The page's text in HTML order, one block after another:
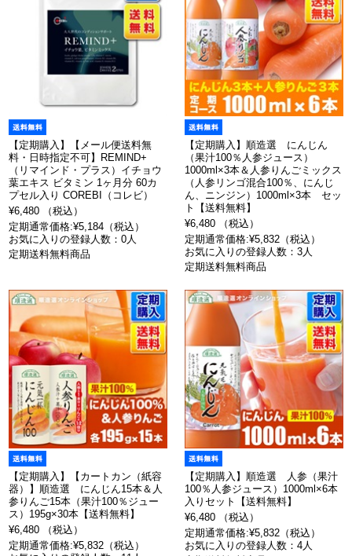
【定期購入】【メール便送料無
料・日時指定不可】REMIND+
（リマインド・プラス）イチョウ
葉エキス ビタミン 1ヶ月分 60カ
プセル入り COREBI（コレビ）
¥6,480 （税込）
定期通常価格:¥5,184（税込）
お気に入りの登録人数：0人
定期送料無料商品
【定期購入】順造選 にんじん
（果汁100％人参ジュース）
1000ml×3本＆人参りんごミックス
（人参リンゴ混合100％、にんじ
ん、ニンジン）1000ml×3本 セッ
ト【送料無料】
¥6,480 （税込）
定期通常価格:¥5,832（税込）
お気に入りの登録人数：3人
定期送料無料商品
【定期購入】【カートカン（紙容
器）】順造選 にんじん15本＆人
参りんご15本（果汁100％ジュー
ス）195g×30本【送料無料】
¥6,480 （税込）
定期通常価格:¥5,832（税込）
【定期購入】順造選 人参（果汁
100％人参ジュース）1000ml×6本
入りセット【送料無料】
¥6,480 （税込）
定期通常価格:¥5,832（税込）
お気に入りの登録人数：4人